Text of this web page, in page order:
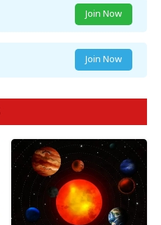
Join Now
Join Now